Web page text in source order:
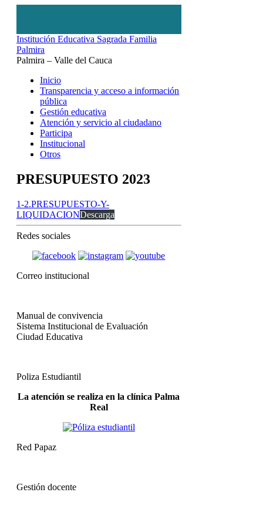
Institución Educativa Sagrada Familia
Palmira
Palmira – Valle del Cauca
Inicio
Transparencia y acceso a información
pública
Gestión educativa
Atención y servicio al ciudadano
Participa
Institucional
Otros
PRESUPUESTO 2023
1-2.PRESUPUESTO-Y-
LIQUIDACIONDescarga
Redes sociales
Correo institucional
Manual de convivencia
Sistema Institucional de Evaluación
Ciudad Educativa
Poliza Estudiantil
La atención se realiza en la clínica Palma
Real
Red Papaz
Gestión docente